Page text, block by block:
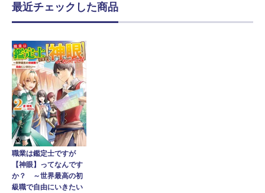
最近チェックした商品
職業は鑑定士ですが
【神眼】ってなんです
か？ ～世界最高の初
級職で自由にいきたい